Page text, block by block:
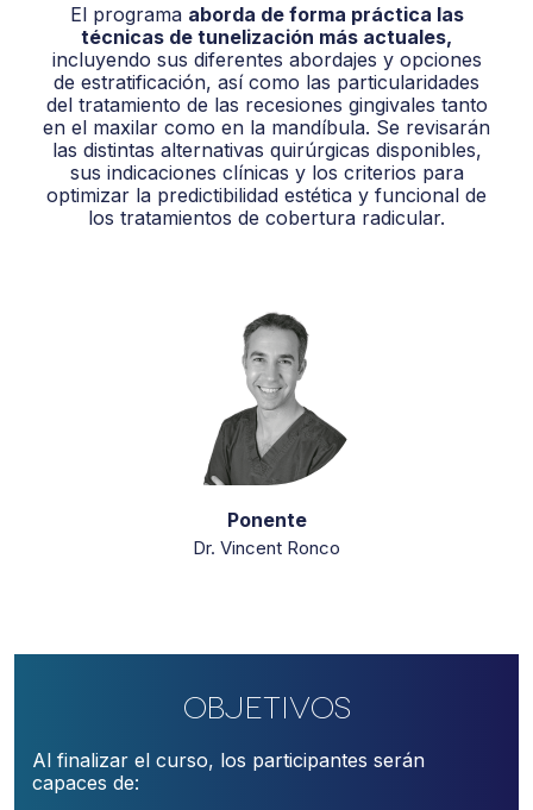
El programa aborda de forma práctica las
técnicas de tunelización más actuales,
incluyendo sus diferentes abordajes y opciones
de estratificación, así como las particularidades
del tratamiento de las recesiones gingivales tanto
en el maxilar como en la mandíbula. Se revisarán
las distintas alternativas quirúrgicas disponibles,
sus indicaciones clínicas y los criterios para
optimizar la predictibilidad estética y funcional de
los tratamientos de cobertura radicular.
Ponente
Dr. Vincent Ronco
Objetivos
Al finalizar el curso, los participantes serán
capaces de: